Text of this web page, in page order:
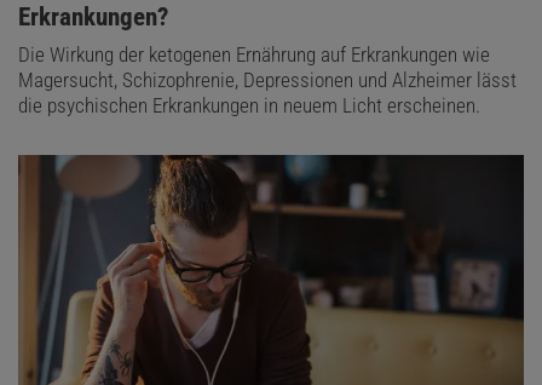
Erkrankungen?
Die Wirkung der ketogenen Ernährung auf Erkrankungen wie
Magersucht, Schizophrenie, Depressionen und Alzheimer lässt
die psychischen Erkrankungen in neuem Licht erscheinen.